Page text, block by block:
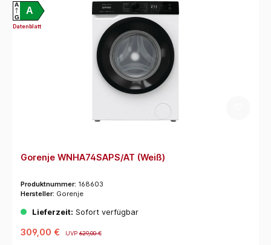
A
A
G
Datenblatt
Gorenje WNHA74SAPS/AT (Weiß)
Produktnummer: 168603
Hersteller: Gorenje
Lieferzeit: Sofort verfügbar
309,00 € UVP629,00 €